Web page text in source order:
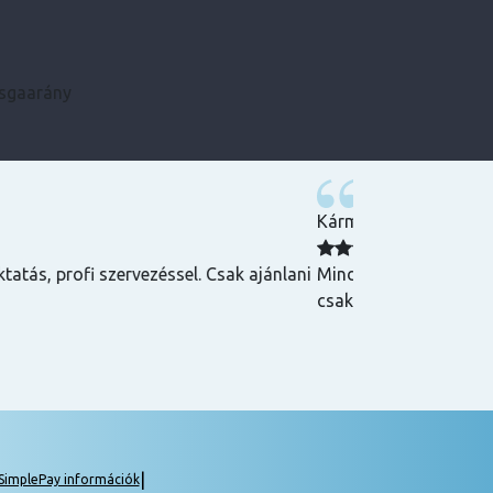
ajánlani Minden szükséges infót előre megkaptam,
információk|